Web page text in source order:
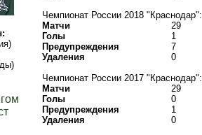
Чемпионат России 2018 "Краснодар":
Матчи
29
Голы
1
Предупреждения
7
Удаления
0
Чемпионат России 2017 "Краснодар":
Матчи
29
Голы
0
Предупреждения
1
Удаления
0